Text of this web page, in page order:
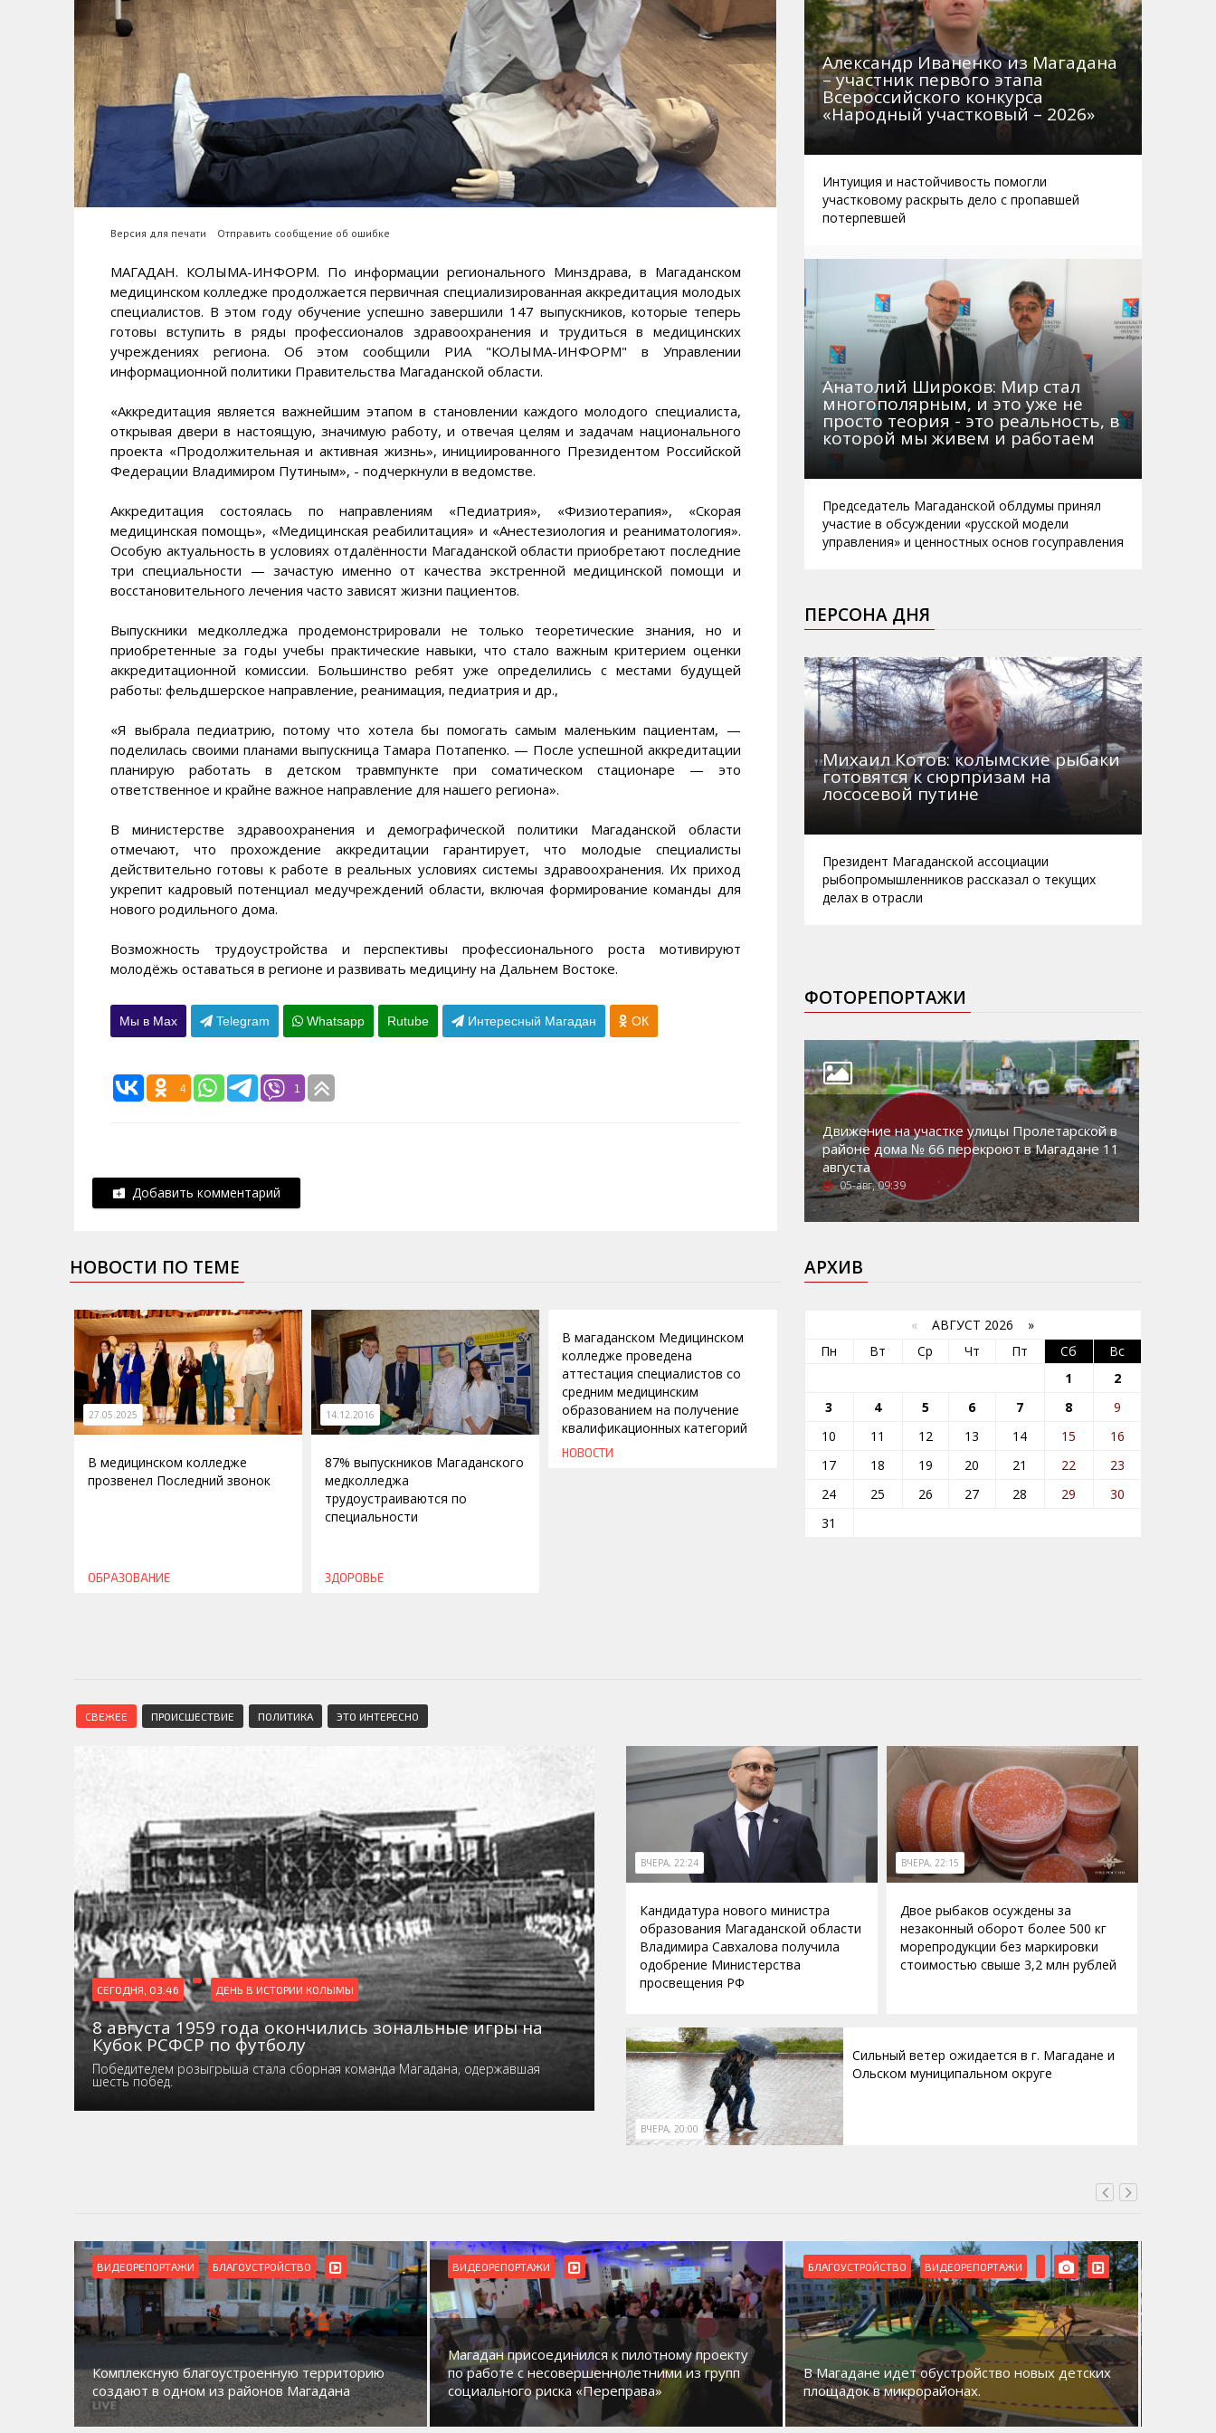
Версия для печати Отправить сообщение об ошибке
МАГАДАН. КОЛЫМА-ИНФОРМ. По информации регионального Минздрава, в Магаданском
медицинском колледже продолжается первичная специализированная аккредитация молодых
специалистов. В этом году обучение успешно завершили 147 выпускников, которые теперь
готовы вступить в ряды профессионалов здравоохранения и трудиться в медицинских
учреждениях региона. Об этом сообщили РИА "КОЛЫМА-ИНФОРМ" в Управлении
информационной политики Правительства Магаданской области.
«Аккредитация является важнейшим этапом в становлении каждого молодого специалиста,
открывая двери в настоящую, значимую работу, и отвечая целям и задачам национального
проекта «Продолжительная и активная жизнь», инициированного Президентом Российской
Федерации Владимиром Путиным», - подчеркнули в ведомстве.
Аккредитация состоялась по направлениям «Педиатрия», «Физиотерапия», «Скорая
медицинская помощь», «Медицинская реабилитация» и «Анестезиология и реаниматология».
Особую актуальность в условиях отдалённости Магаданской области приобретают последние
три специальности — зачастую именно от качества экстренной медицинской помощи и
восстановительного лечения часто зависят жизни пациентов.
Выпускники медколледжа продемонстрировали не только теоретические знания, но и
приобретенные за годы учебы практические навыки, что стало важным критерием оценки
аккредитационной комиссии. Большинство ребят уже определились с местами будущей
работы: фельдшерское направление, реанимация, педиатрия и др.,
«Я выбрала педиатрию, потому что хотела бы помогать самым маленьким пациентам, —
поделилась своими планами выпускница Тамара Потапенко. — После успешной аккредитации
планирую работать в детском травмпункте при соматическом стационаре — это
ответственное и крайне важное направление для нашего региона».
В министерстве здравоохранения и демографической политики Магаданской области
отмечают, что прохождение аккредитации гарантирует, что молодые специалисты
действительно готовы к работе в реальных условиях системы здравоохранения. Их приход
укрепит кадровый потенциал медучреждений области, включая формирование команды для
нового родильного дома.
Возможность трудоустройства и перспективы профессионального роста мотивируют
молодёжь оставаться в регионе и развивать медицину на Дальнем Востоке.
Мы в Max Telegram Whatsapp Rutube Интересный Магадан ОК
4 1
Добавить комментарий
НОВОСТИ ПО ТЕМЕ
27.05.2025
В медицинском колледже
прозвенел Последний звонок
ОБРАЗОВАНИЕ
14.12.2016
87% выпускников Магаданского
медколледжа
трудоустраиваются по
специальности
ЗДОРОВЬЕ
В магаданском Медицинском
колледже проведена
аттестация специалистов со
средним медицинским
образованием на получение
квалификационных категорий
НОВОСТИ
Александр Иваненко из Магадана
– участник первого этапа
Всероссийского конкурса
«Народный участковый – 2026»
Интуиция и настойчивость помогли
участковому раскрыть дело с пропавшей
потерпевшей
Анатолий Широков: Мир стал
многополярным, и это уже не
просто теория - это реальность, в
которой мы живем и работаем
Председатель Магаданской облдумы принял
участие в обсуждении «русской модели
управления» и ценностных основ госуправления
ПЕРСОНА ДНЯ
Михаил Котов: колымские рыбаки
готовятся к сюрпризам на
лососевой путине
Президент Магаданской ассоциации
рыбопромышленников рассказал о текущих
делах в отрасли
ФОТОРЕПОРТАЖИ
Движение на участке улицы Пролетарской в
районе дома № 66 перекроют в Магадане 11
августа
05-авг, 09:39
АРХИВ
« АВГУСТ 2026 »
Пн
Вт Ср Чт Пт Сб
Вс
1
2
3
4 5 6 7 8
9
10
11 12 13 14 15
16
17
18 19 20 21 22
23
24
25 26 27 28 29
30
31
СВЕЖЕЕ ПРОИСШЕСТВИЕ ПОЛИТИКА ЭТО ИНТЕРЕСНО
СЕГОДНЯ, 03:46 ДЕНЬ В ИСТОРИИ КОЛЫМЫ
8 августа 1959 года окончились зональные игры на
Кубок РСФСР по футболу
Победителем розыгрыша стала сборная команда Магадана, одержавшая
шесть побед.
ВЧЕРА, 22:24
Кандидатура нового министра
образования Магаданской области
Владимира Савхалова получила
одобрение Министерства
просвещения РФ
ВЧЕРА, 22:15
Двое рыбаков осуждены за
незаконный оборот более 500 кг
морепродукции без маркировки
стоимостью свыше 3,2 млн рублей
ВЧЕРА, 20:00
Сильный ветер ожидается в г. Магадане и
Ольском муниципальном округе
ВИДЕОРЕПОРТАЖИ БЛАГОУСТРОЙСТВО
Комплексную благоустроенную территорию
создают в одном из районов Магадана
ВИДЕОРЕПОРТАЖИ
Магадан присоединился к пилотному проекту
по работе с несовершеннолетними из групп
социального риска «Переправа»
БЛАГОУСТРОЙСТВО ВИДЕОРЕПОРТАЖИ
В Магадане идет обустройство новых детских
площадок в микрорайонах.